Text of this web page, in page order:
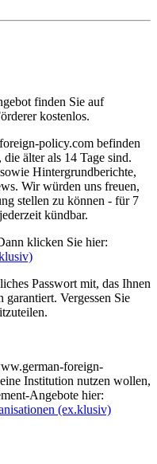
finden Sie auf
kostenlos.
policy.com befinden
älter als 14 Tage sind.
Hintergrundberichte,
Wir würden uns freuen,
stellen zu können - für 7
kündbar.
klicken Sie hier:
Passwort mit, das Ihnen
Vergessen Sie
foreign-
Institution nutzen wollen,
Angebote hier:
(ex.klusiv)